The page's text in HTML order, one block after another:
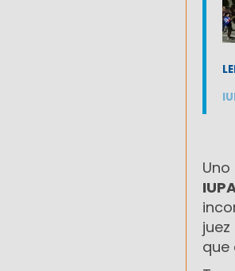
que